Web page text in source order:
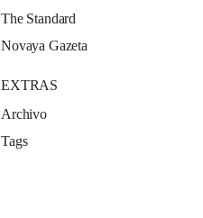
The Standard
Novaya Gazeta
EXTRAS
Archivo
Tags